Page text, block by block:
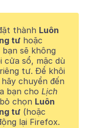
thành Luôn
tư hoặc
bạn sẽ không
cửa sổ, mặc dù
tư. Để khôi
chuyển đến
bạn cho Lịch
chọn Luôn
tư (hoặc
lại Firefox.